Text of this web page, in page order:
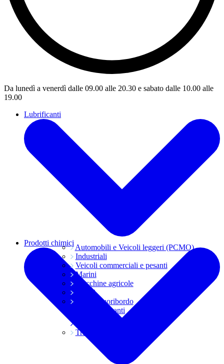
Da lunedì a venerdì dalle 09.00 alle 20.30 e sabato dalle 10.00 alle
19.00
Lubrificanti
Automobili e Veicoli leggeri (PCMO)
Industriali
Veicoli commerciali e pesanti
Marini
Macchine agricole
Grassi
Moto e fuoribordo
Tutti i lubrificanti
Trasmissioni
Prodotti chimici